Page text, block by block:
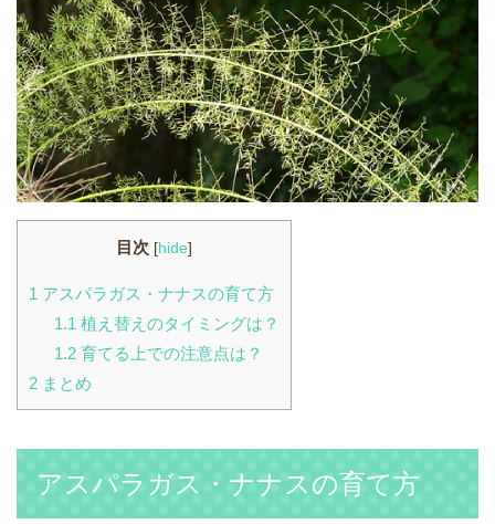
目次 [hide]
1 アスパラガス・ナナスの育て方
1.1植え替えのタイミングは？
1.2育てる上での注意点は？
2 まとめ
アスパラガス・ナナスの育て方